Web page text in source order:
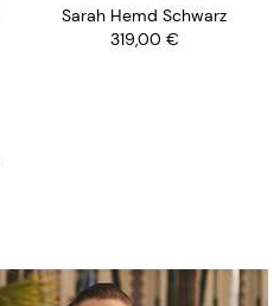
Sarah Hemd Schwarz
319,00 €